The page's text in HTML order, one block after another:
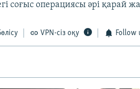
соғыс операциясы әрі қарай
VPN-сіз оқу Follow